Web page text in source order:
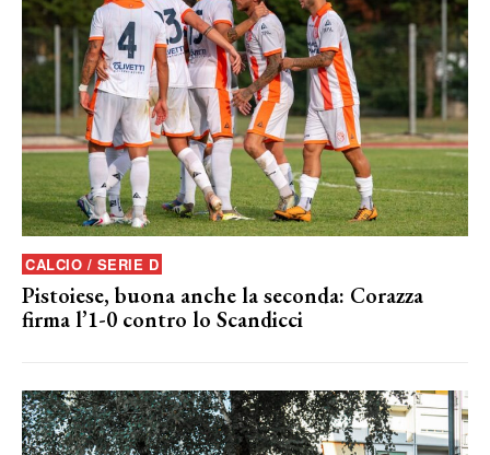
CALCIO / SERIE D
Pistoiese, buona anche la seconda: Corazza
firma l’1-0 contro lo Scandicci